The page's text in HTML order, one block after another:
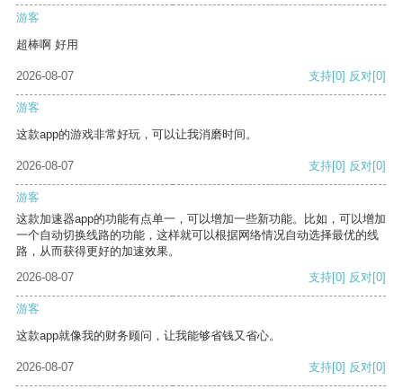
游客
超棒啊 好用
2026-08-07 支持[0] 反对[0]
游客
这款app的游戏非常好玩，可以让我消磨时间。
2026-08-07 支持[0] 反对[0]
游客
这款加速器app的功能有点单一，可以增加一些新功能。比如，可以增加
一个自动切换线路的功能，这样就可以根据网络情况自动选择最优的线
路，从而获得更好的加速效果。
2026-08-07
支持[0] 反对[0]
游客
这款app就像我的财务顾问，让我能够省钱又省心。
2026-08-07 支持[0] 反对[0]